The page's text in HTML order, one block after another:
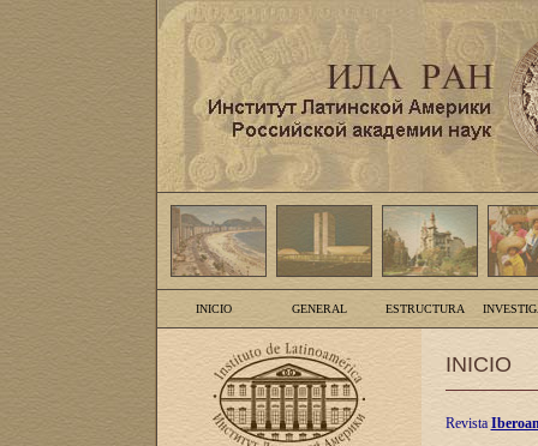
INICIO GENERAL ESTRUCTURA
INICIO
Revista